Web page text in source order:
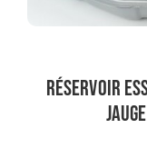
réservoir